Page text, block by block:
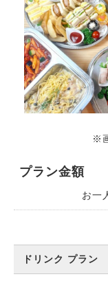
※
プラン金額
お一
ドリンク プラン